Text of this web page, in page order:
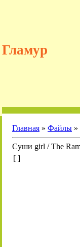
Гламур
Главная » Файлы »
Суши girl / The
[ ]